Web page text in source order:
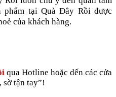
phẩm tại Quà Đây Rồi được
của khách hàng.
qua Hotline hoặc dến các cửa
sờ tận tay”!